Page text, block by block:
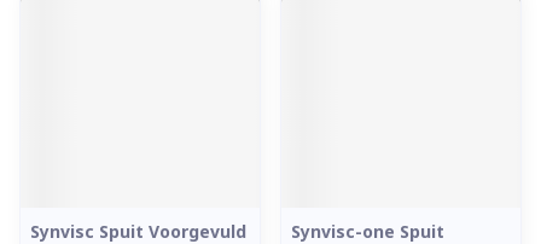
Synvisc Spuit Voorgevuld
Synvisc-one Spuit